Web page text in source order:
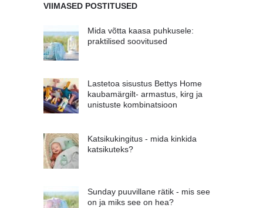
VIIMASED POSTITUSED
Mida võtta kaasa puhkusele:
praktilised soovitused
Lastetoa sisustus Bettys Home
kaubamärgilt- armastus, kirg ja
unistuste kombinatsioon
Katsikukingitus - mida kinkida
katsikuteks?
Sunday puuvillane rätik - mis see
on ja miks see on hea?